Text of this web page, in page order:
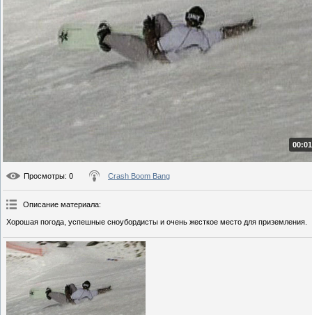
Просмотры: 0 Crash Boom Bang
Описание материала:
Хорошая погода, успешные сноубордисты и очень жесткое место для приземления.